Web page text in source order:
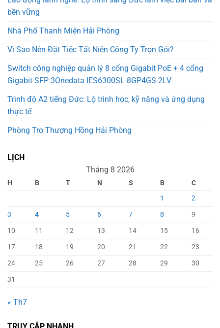
bền vững
Nhà Phố Thanh Miện Hải Phòng
Vì Sao Nên Đặt Tiệc Tất Niên Công Ty Trọn Gói?
Switch công nghiệp quản lý 8 cổng Gigabit PoE + 4 cổng
Gigabit SFP 3Onedata IES6300SL-8GP4GS-2LV
Trình độ A2 tiếng Đức: Lộ trình học, kỹ năng và ứng dụng
thực tế
Phòng Trọ Thượng Hồng Hải Phòng
LỊCH
Tháng 8 2026
H B T N S B
C
1
2
3
4 5 6 7 8
9
10
11 12 13 14 15
16
17
18 19 20 21 22
23
24
25 26 27 28 29
30
31
« Th7